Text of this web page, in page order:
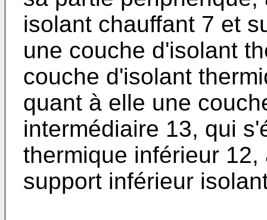
isolant chauffant 7 et
une couche d'isolant
couche d'isolant
quant à elle une
intermédiaire 13, qui
thermique inférieur
support inférieur